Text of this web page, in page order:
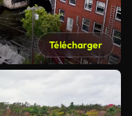
Télécharger